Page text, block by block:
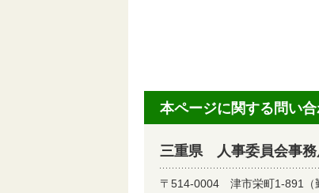
本ページに関する問い
三重県 人事委員会事
〒514-0004 津市栄町1-891（